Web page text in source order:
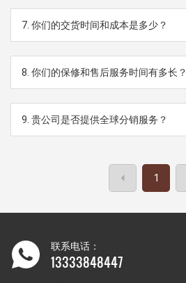
7. 你们的交货时间和成本是多少？
8. 你们的保修和售后服务时间有多长？
9. 贵公司是否提供全球分销服务？
1
联系电话：
13333848447